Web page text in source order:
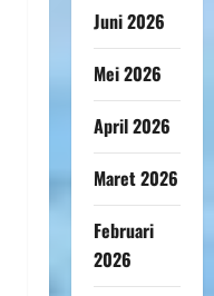
Juni 2026
Mei 2026
April 2026
Maret 2026
Februari
2026